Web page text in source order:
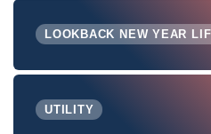
LOOKBACK NEW YEAR
UTILITY